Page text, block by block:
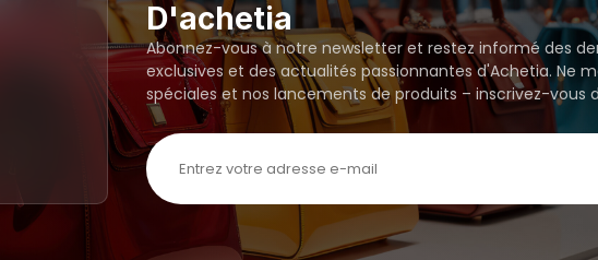
D'achetia
Abonnez-vous à notre newsletter et restez informé des
exclusives et des actualités passionnantes d'Achetia. Ne
spéciales et nos lancements de produits – inscrivez-vous